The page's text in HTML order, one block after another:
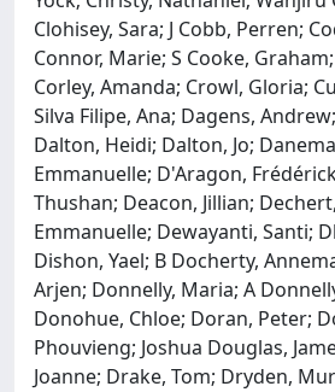
Clohisey, Sara; J Cobb, Perren;
Connor, Marie; S Cooke,
Corley, Amanda; Crowl, Gloria;
Silva Filipe, Ana; Dagens,
Dalton, Heidi; Dalton, Jo;
Emmanuelle; D'Aragon,
Thushan; Deacon, Jillian;
Emmanuelle; Dewayanti, Santi;
Dishon, Yael; B Docherty,
Arjen; Donnelly, Maria; A
Donohue, Chloe; Doran, Peter;
Phouvieng; Joshua Douglas,
Joanne; Drake, Tom; Dryden,